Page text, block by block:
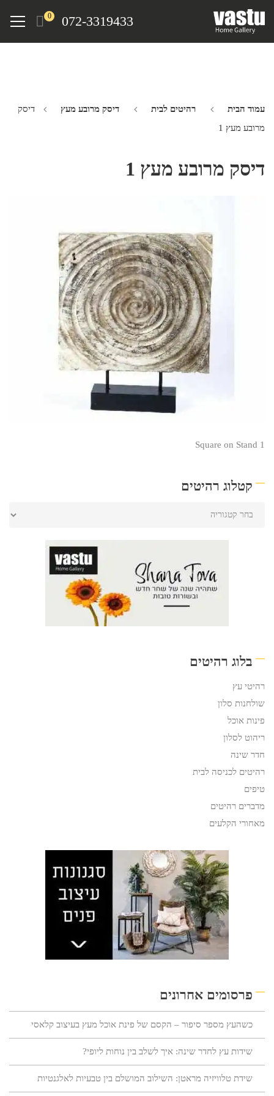
072-3319433
0
Menu
עמוד הבית רהיטים לבית דיסק מרובע מעץ
דיסק
מרובע מעץ 1
דיסק מרובע מעץ 1
Square on Stand 1
קטלוג רהיטים
בלוג רהיטים
רהיטי עץ
שולחנות סלון
פינות אוכל
ריהוט לסלון
חדר שינה
רהיטים לכניסה לבית
טיפים
מדברים רהיטים
מאחורי הקלעים
פרסומים אחרונים
כשהעץ מספר סיפור – הקסם של פינת אוכל מעץ בעיצוב קלאסי
שידות עץ לחדר שינה: איך לשלב בין נוחות ליופי?
שידת טלוויזיה מראטן: השילוב המושלם בין טבעיות לאלגנטיות